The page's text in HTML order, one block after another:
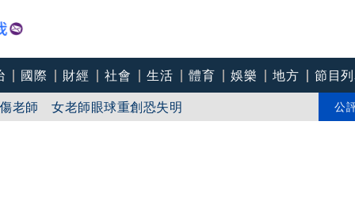
國際 財經 社會 生活 體育 娛樂 地方 節目
老師 女老師眼球重創恐失明
外交部：影響招募將調整
公